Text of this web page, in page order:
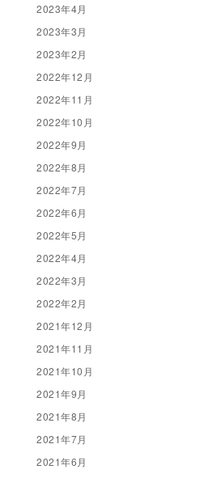
2023年4月
2023年3月
2023年2月
2022年12月
2022年11月
2022年10月
2022年9月
2022年8月
2022年7月
2022年6月
2022年5月
2022年4月
2022年3月
2022年2月
2021年12月
2021年11月
2021年10月
2021年9月
2021年8月
2021年7月
2021年6月